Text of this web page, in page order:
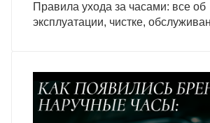
Правила ухода за часами: все об
эксплуатации, чистке,